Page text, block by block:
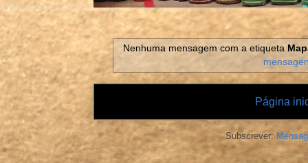
Nenhuma mensagem com a etiqueta
Página
Subscrever: